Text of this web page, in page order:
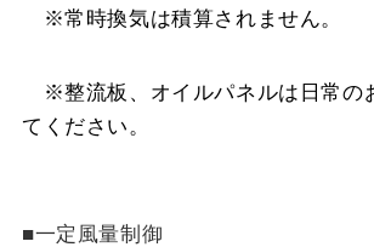
※常時換気は積算されません。
※整流板、オイルパネルは日常の
てください。
■一定風量制御